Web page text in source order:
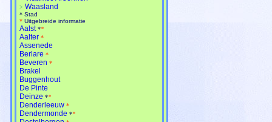
> Waasland
* Stad
* Uitgebreide informatie
Aalst **
Aalter *
Assenede
Berlare *
Beveren *
Brakel
Buggenhout
De Pinte
Deinze **
Denderleeuw *
Dendermonde **